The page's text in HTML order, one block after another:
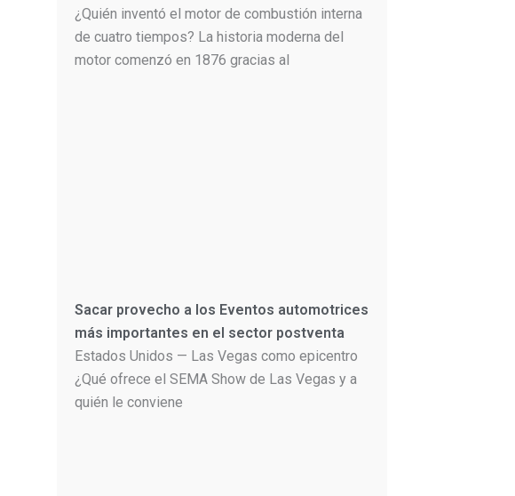
¿Quién inventó el motor de combustión interna
de cuatro tiempos? La historia moderna del
motor comenzó en 1876 gracias al
Sacar provecho a los Eventos automotrices
más importantes en el sector postventa
Estados Unidos — Las Vegas como epicentro
¿Qué ofrece el SEMA Show de Las Vegas y a
quién le conviene